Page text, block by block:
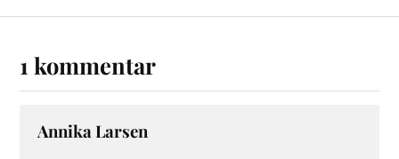
1 kommentar
Annika Larsen